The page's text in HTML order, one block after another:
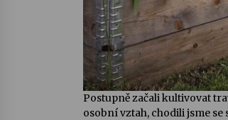
Postupně začali kultivovat
osobní vztah, chodili jsme